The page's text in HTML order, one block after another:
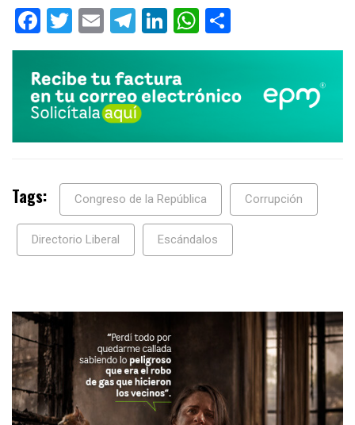
Facebook
Twitter
EmailTelegram
LinkedInWhatsApp
Tags: Congreso de la República Corrupción
Directorio Liberal Escándalos